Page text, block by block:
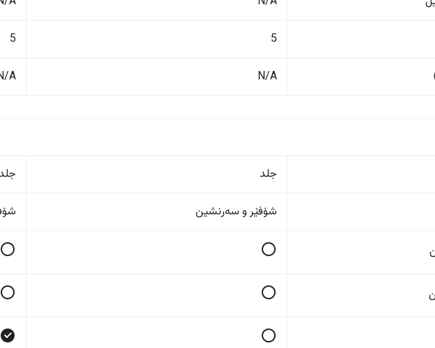
5
5
N/A
A
جلد جلد
شۆفێر و سەرنشین